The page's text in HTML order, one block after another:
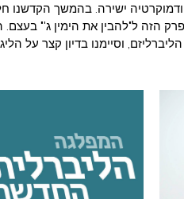
ישירה. בהמשך הקדשנו
הזה ל"להבין את הימין ג'" בעצם.
וסיימנו בדיון קצר על